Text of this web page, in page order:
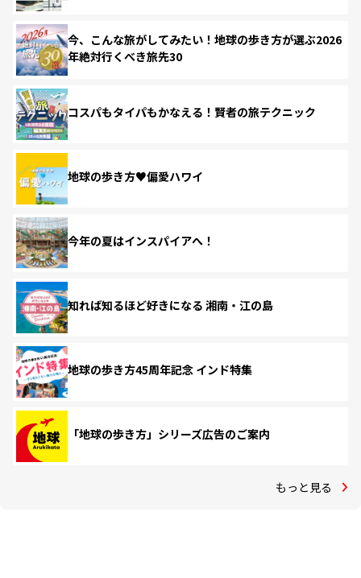
今、こんな旅がしてみたい！地球の歩き方が選ぶ2026
年絶対行くべき旅先30
コスパもタイパもかなえる！賢者の旅テクニック
地球の歩き方♥偏愛ハワイ
今年の夏はインスパイアへ！
知れば知るほど好きになる 湘南・江の島
地球の歩き方45周年記念 インド特集
「地球の歩き方」シリーズ広告のご案内
もっと見る